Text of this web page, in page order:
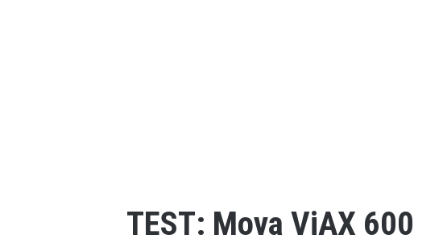
TEST: Mova ViAX 600